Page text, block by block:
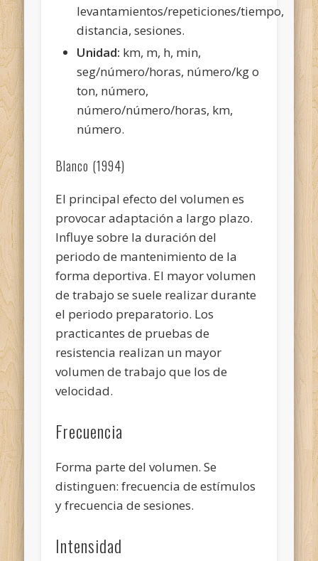
levantamientos/repeticiones/tiempo,
distancia, sesiones.
Unidad: km, m, h, min,
seg/número/horas, número/kg o
ton, número,
número/número/horas, km,
número.
Blanco (1994)
El principal efecto del volumen es
provocar adaptación a largo plazo.
Influye sobre la duración del
periodo de mantenimiento de la
forma deportiva. El mayor volumen
de trabajo se suele realizar durante
el periodo preparatorio. Los
practicantes de pruebas de
resistencia realizan un mayor
volumen de trabajo que los de
velocidad.
Frecuencia
Forma parte del volumen. Se
distinguen: frecuencia de estímulos
y frecuencia de sesiones.
Intensidad